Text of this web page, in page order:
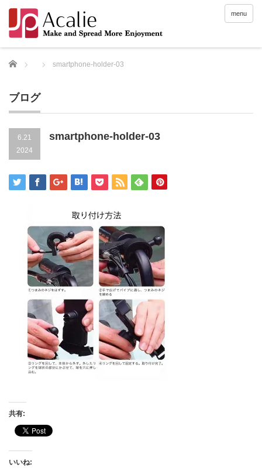
menu
Home smartphone-holder-03
ブログ
6.21
2024
smartphone-holder-03
共有:
いいね: